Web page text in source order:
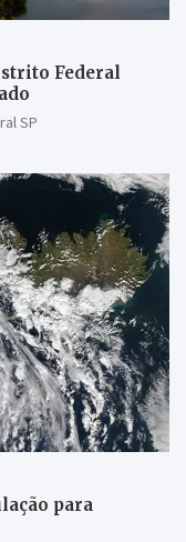
Federal
SP
para